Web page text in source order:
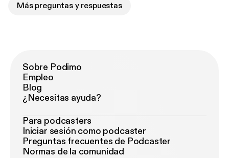
Más preguntas y respuestas
Sobre Podimo
Empleo
Blog
¿Necesitas ayuda?
Para podcasters
Iniciar sesión como podcaster
Preguntas frecuentes de Podcaster
Normas de la comunidad